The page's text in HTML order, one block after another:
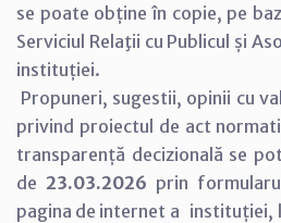
se poate obține în copie, pe
Serviciul Relaţii cu Publicul și
instituției.
Propuneri, sugestii, opinii cu
privind proiectul de act
transparență decizională se
de 23.03.2026 prin
pagina de internet a instituției,